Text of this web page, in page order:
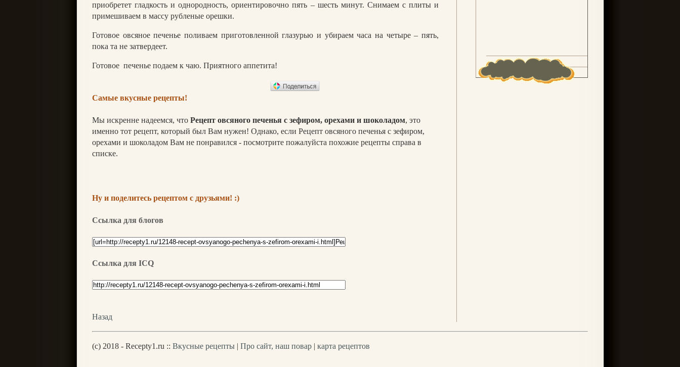
приобретет гладкость и однородность, ориентировочно пять – шесть минут. Снимаем с плиты и
примешиваем в массу рубленые орешки.
Готовое овсяное печенье поливаем приготовленной глазурью и убираем часа на четыре – пять,
пока та не затвердеет.
Готовое печенье подаем к чаю. Приятного аппетита!
Самые вкусные рецепты!
Мы искренне надеемся, что Рецепт овсяного печенья с зефиром, орехами и шоколадом, это
именно тот рецепт, который был Вам нужен! Однако, если Рецепт овсяного печенья с зефиром,
орехами и шоколадом Вам не понравился - посмотрите пожалуйста похожие рецепты справа в
списке.
Ну и поделитесь рецептом с друзьями! :)
Ссылка для блогов
Ссылка для ICQ
Назад
(c) 2018 - Recepty1.ru :: Вкусные рецепты | Про сайт, наш повар | карта рецептов